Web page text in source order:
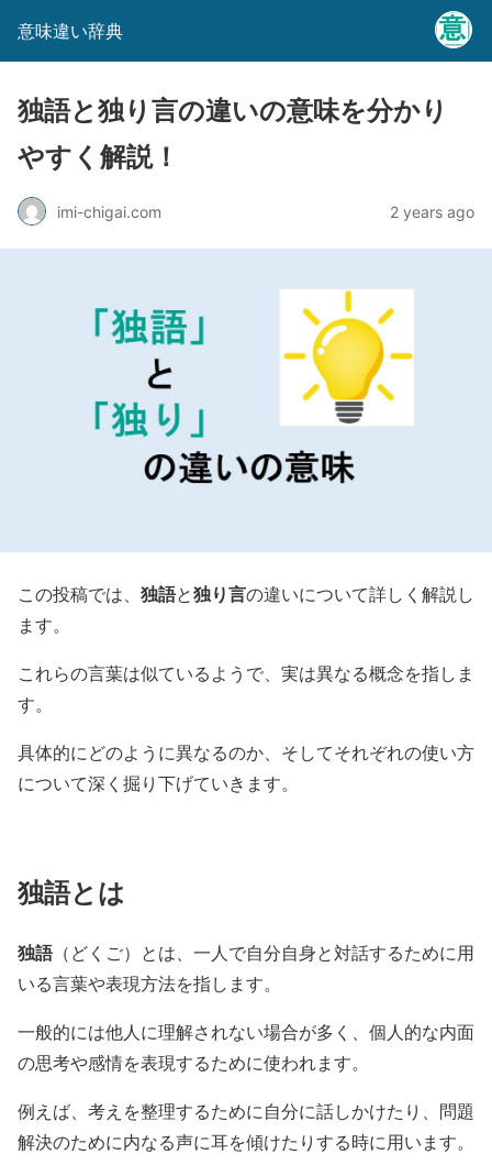
意味違い辞典
独語と独り言の違いの意味を分かり
やすく解説！
imi-chigai.com 2 years ago
この投稿では、 独語と独り言の違いについて詳しく解説し
ます。
これらの言葉は似ているようで、実は異なる概念を指しま
す。
具体的にどのように異なるのか、そしてそれぞれの使い方
について深く掘り下げていきます。
独語とは
独語（どくご）とは、一人で自分自身と対話するために用
いる言葉や表現方法を指します。
一般的には他人に理解されない場合が多く、個人的な内面
の思考や感情を表現するために使われます。
例えば、考えを整理するために自分に話しかけたり、問題
解決のために内なる声に耳を傾けたりする時に用います。